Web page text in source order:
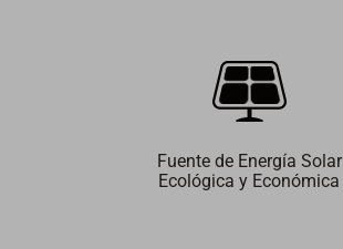
Fuente de Energía Solar
Ecológica y Económica